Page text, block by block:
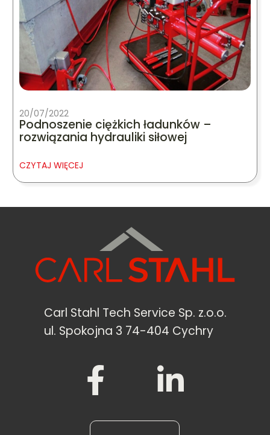
20/07/2022
Podnoszenie ciężkich ładunków –
rozwiązania hydrauliki siłowej
CZYTAJ WIĘCEJ
Carl Stahl Tech Service Sp. z.o.o.
ul. Spokojna 3 74-404 Cychry